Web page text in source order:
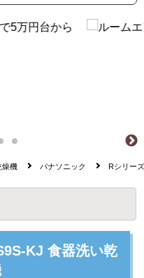
燥機 パナソニック Rシリーズ
KJ 食器洗い乾